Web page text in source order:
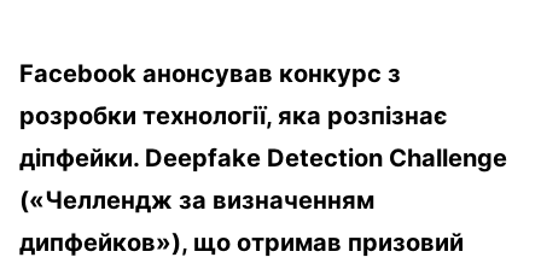
Facebook анонсував конкурс з
розробки технології, яка розпізнає
діпфейки. Deepfake Detection Challenge
(«Челлендж за визначенням
дипфейков»), що отримав призовий